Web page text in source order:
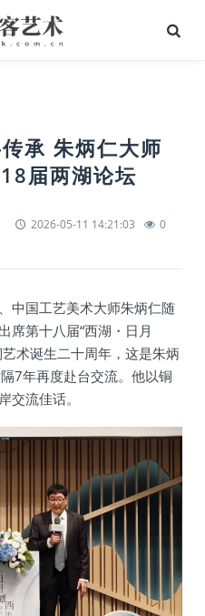
承 朱炳仁大师
届两湖论坛
2026-05-11 14:21:03 0
中国工艺美术大师朱炳仁随
席第十八届“西湖・日月
术诞生二十周年，这是朱炳
7年再度赴台交流。他以铜
交流佳话。